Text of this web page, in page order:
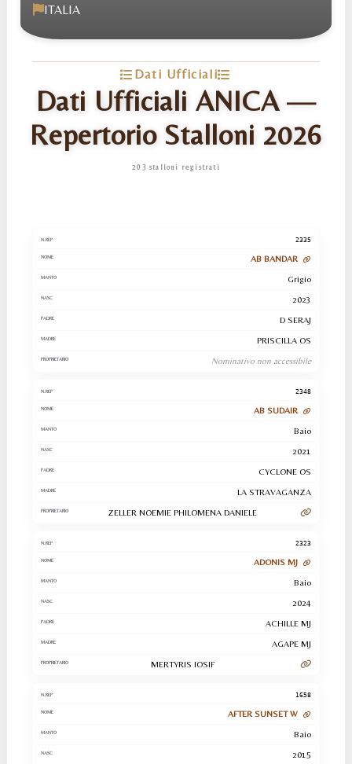
ITALIA
Dati Ufficiali
Dati Ufficiali ANICA —
Repertorio Stalloni 2026
203 stalloni registrati
2335
AB BANDAR
Grigio
2023
D SERAJ
PRISCILLA OS
Nominativo non accessibile
2348
AB SUDAIR
Baio
2021
CYCLONE OS
LA STRAVAGANZA
ZELLER NOEMIE PHILOMENA DANIELE
2323
ADONIS MJ
Baio
2024
ACHILLE MJ
AGAPE MJ
MERTYRIS IOSIF
1658
AFTER SUNSET W
Baio
2015